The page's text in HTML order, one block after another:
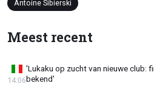
Antoine Sibierski
Meest recent
'Lukaku op zucht van nieuwe club:
bekend'
14:06